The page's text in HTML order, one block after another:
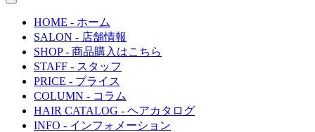
toggle
navigation
HOME - ホーム
SALON - 店舗情報
SHOP- 商品購入はこちら
STAFF - スタッフ
PRICE - プライス
COLUMN - コラム
HAIR CATALOG - ヘアカタログ
INFO - インフォメーション